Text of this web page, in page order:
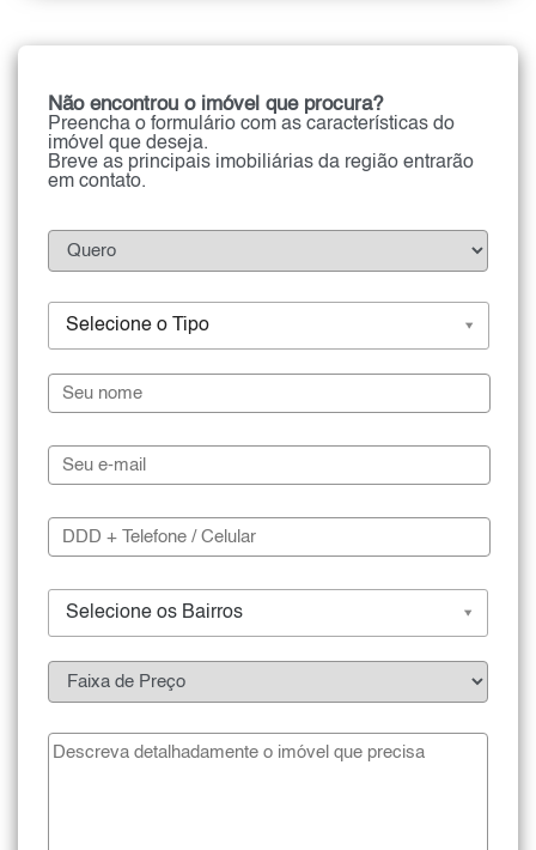
Não encontrou o imóvel que procura?
Preencha o formulário com as características do
imóvel que deseja.
Breve as principais imobiliárias da região entrarão
em contato.
Selecione o Tipo
Selecione os Bairros